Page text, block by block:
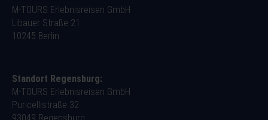
M-TOURS Erlebnisreisen GmbH
Libauer Straße 21
10245 Berlin
Standort Regensburg:
M-TOURS Erlebnisreisen GmbH
Puricellistraße 32